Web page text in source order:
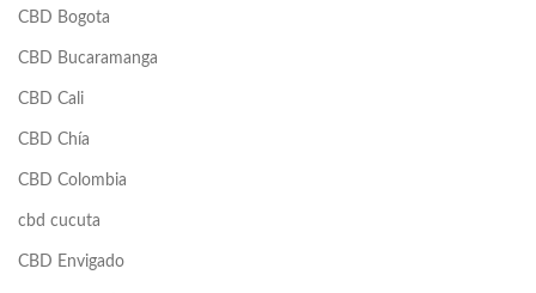
CBD Bogota
CBD Bucaramanga
CBD Cali
CBD Chía
CBD Colombia
cbd cucuta
CBD Envigado